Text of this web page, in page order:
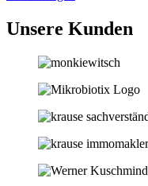
Unsere Kunden